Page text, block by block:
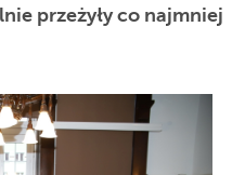
przeżyły co najmniej